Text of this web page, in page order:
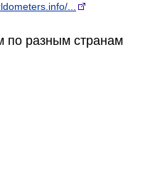
...
по разным странам